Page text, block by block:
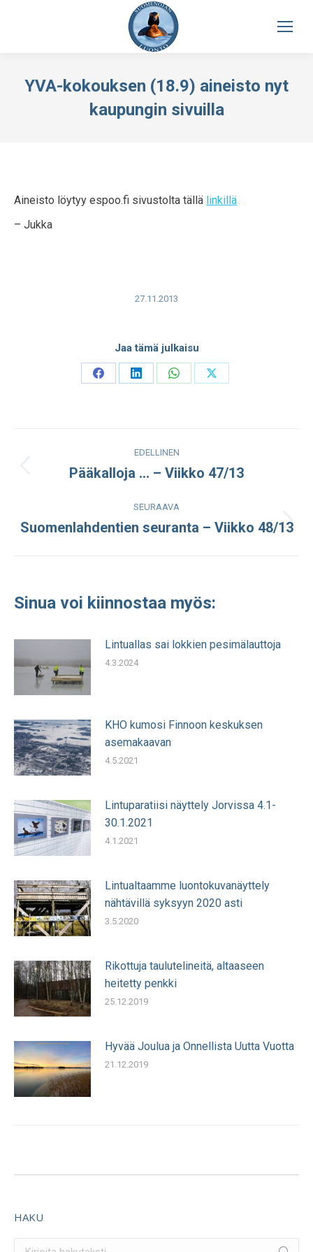
YVA-kokouksen (18.9) aineisto nyt
kaupungin sivuilla
Aineisto löytyy espoo.fi sivustolta tällä linkillä
– Jukka
27.11.2013
Jaa tämä julkaisu
Share
Share
Share
Share
navigation
EDELLINEN
Edellinen
Pääkalloja … – Viikko 47/13
SEURAAVA
Seuraava
Suomenlahdentien seuranta – Viikko 48/13
Sinua voi kiinnostaa myös:
Lintuallas sai lokkien pesimälauttoja
4.3.2024
KHO kumosi Finnoon keskuksen
asemakaavan
4.5.2021
Lintuparatiisi näyttely Jorvissa 4.1-
30.1.2021
4.1.2021
Lintualtaamme luontokuvanäyttely
nähtävillä syksyyn 2020 asti
3.5.2020
Rikottuja taulutelineitä, altaaseen
heitetty penkki
25.12.2019
Hyvää Joulua ja Onnellista Uutta Vuotta
21.12.2019
HAKU